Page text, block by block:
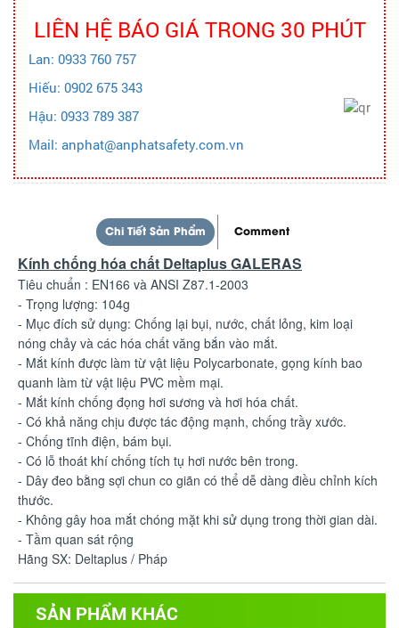
LIÊN HỆ BÁO GIÁ TRONG 30 PHÚT
Lan: 0933 760 757
Hiếu: 0902 675 343
Hậu: 0933 789 387
Mail: anphat@anphatsafety.com.vn
Chi Tiết Sản Phẩm Comment
Kính chống hóa chất Deltaplus GALERAS
Tiêu chuẩn : EN166 và ANSI Z87.1-2003
- Trọng lượng: 104g
- Mục đích sử dụng: Chống lại bụi, nước, chất lỏng, kim loại
nóng chảy và các hóa chất văng bắn vào mắt.
- Mắt kính được làm từ vật liệu Polycarbonate, gọng kính bao
quanh làm từ vật liệu PVC mềm mại.
- Mắt kính chống đọng hơi sương và hơi hóa chất.
- Có khả năng chịu được tác động mạnh, chống trầy xước.
- Chống tĩnh điện, bám bụi.
- Có lỗ thoát khí chống tích tụ hơi nước bên trong.
- Dây đeo bằng sợi chun co giãn có thể dễ dàng điều chỉnh kích
thước.
- Không gây hoa mắt chóng mặt khi sử dụng trong thời gian dài.
- Tầm quan sát rộng
Hãng SX: Deltaplus / Pháp
SẢN PHẨM KHÁC